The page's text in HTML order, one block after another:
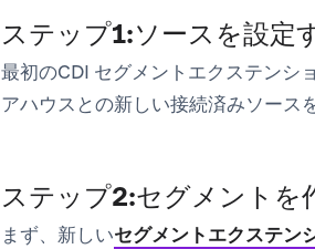
ステップ1:ソースを設定
最初のCDI セグメントエクステンシ
アハウスとの新しい接続済みソース
ステップ2:セグメントを
まず、新しいセグメントエクステン